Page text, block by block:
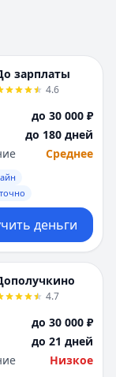
Челны
Новгород
Новосибирск
на-Дону
Самара
Санкт-Петербург
Новгород
Новосибирск
Оренбург
на-Дону
Самара
Санкт-Петербург
зарплаты
4.6
до 30 000 ₽
до 180 дней
Среднее
деньги
4.7
до 30 000 ₽
до 21 дней
Низкое